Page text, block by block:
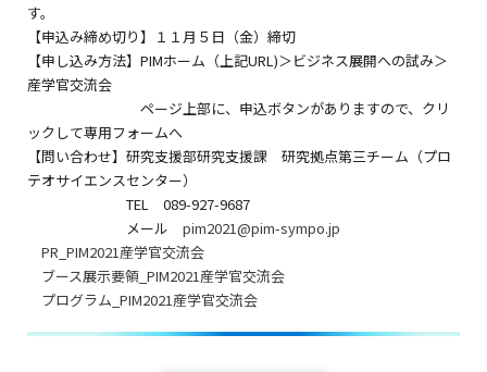
す。
【申込み締め切り】１１月５日（金）締切
【申し込み方法】PIMホーム（上記URL)＞ビジネス展開への試み＞
産学官交流会
ページ上部に、申込ボタンがありますので、クリ
ックして専用フォームへ
【問い合わせ】研究支援部研究支援課 研究拠点第三チーム（プロ
テオサイエンスセンター）
TEL 089-927-9687
メール pim2021@pim-sympo.jp
PR_PIM2021産学官交流会
ブース展示要領_PIM2021産学官交流会
プログラム_PIM2021産学官交流会